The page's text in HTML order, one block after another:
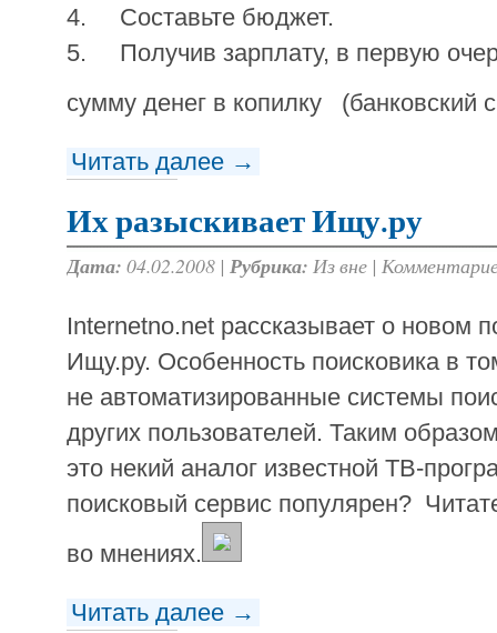
4. Составьте бюджет.
5. Получив зарплату, в первую
сумму денег в копилку (банковский
Читать далее →
Их разыскивает Ищу.ру
Дата: 04.02.2008 | Рубрика: Из вне |
Internetno.net рассказывает о новом
Ищу.ру. Особенность поисковика в
не автоматизированные системы
других пользователей. Таким
это некий аналог известной ТВ-
поисковый сервис популярен?
во мнениях.
Читать далее →